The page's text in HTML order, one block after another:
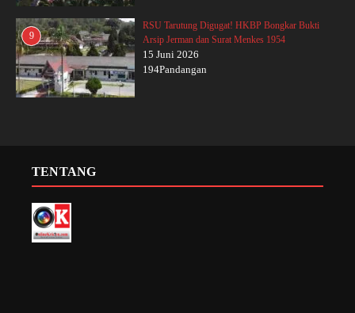
9
RSU Tarutung Digugat! HKBP Bongkar Bukti
Arsip Jerman dan Surat Menkes 1954
15 Juni 2026
194Pandangan
TENTANG